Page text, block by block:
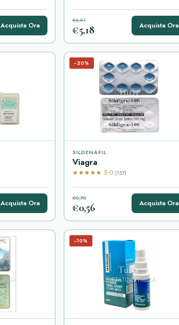
Acquista Ora
€6,91
€5,18 Acquista Ora
Acquista Ora
−20%
SILDENAFIL
Viagra
★★★★★ 5.0 (157)
€0,70
€0,56 Acquista Ora
−10%